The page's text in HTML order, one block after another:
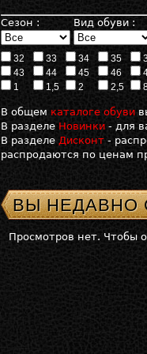
Сезон : Вид обуви :
32 33 34 35
43
44 45 46
1
1,5 2 2,5
В общем каталоге обуви
В разделе Новинки - для
В разделе Дисконт-
распродаются по ценам
ВЫ НЕДАВНО
Просмотров нет. Чтобы